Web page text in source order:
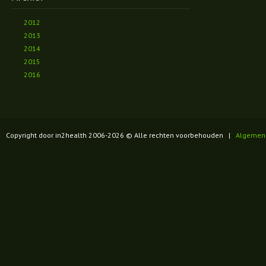
2012
2013
2014
2015
2016
Copyright door in2health 2006-2026 © Alle rechten voorbehouden |